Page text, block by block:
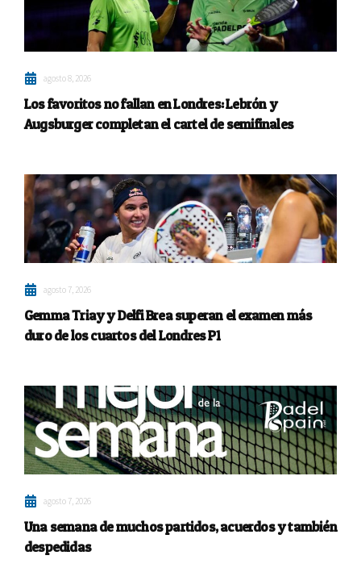
agosto 8, 2026
Los favoritos no fallan en Londres: Lebrón y
Augsburger completan el cartel de semifinales
agosto 7, 2026
Gemma Triay y Delfi Brea superan el examen más
duro de los cuartos del Londres P1
agosto 7, 2026
Una semana de muchos partidos, acuerdos y también
despedidas